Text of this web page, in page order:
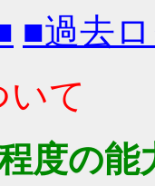
■過去
て
度の能